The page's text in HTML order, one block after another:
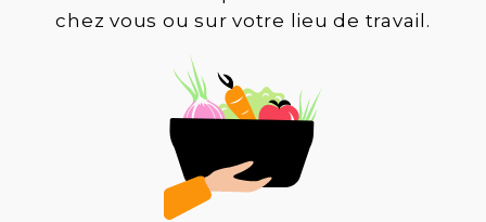
chez vous ou sur votre lieu de travail.